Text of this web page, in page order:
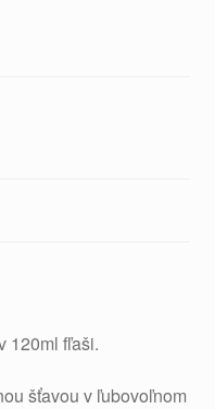
120ml fľaši.
šťavou v ľubovoľnom